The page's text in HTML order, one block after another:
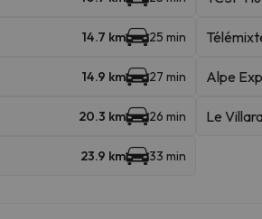
14.7 km 25 min
14.9 km 27 min Alpe
20.3 km 26 min Le
23.9 km 33 min